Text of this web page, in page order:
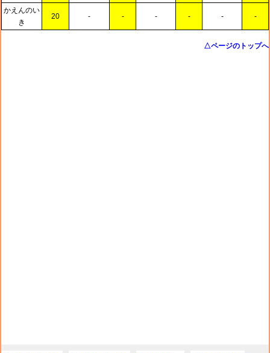
かえんのい
き
20 - - - - - -
△ページのトップへ